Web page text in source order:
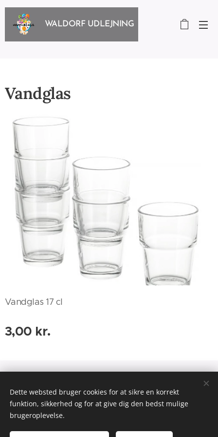
WALDORF UDLEJNING
Vandglas
Vandglas 17 cl
3,00 kr.
Drevet afWebnode Cookies
Dette websted bruger cookies for at sikre en korrekt
funktion, sikkerhed og for at give dig den bedst mulige
brugeroplevelse.